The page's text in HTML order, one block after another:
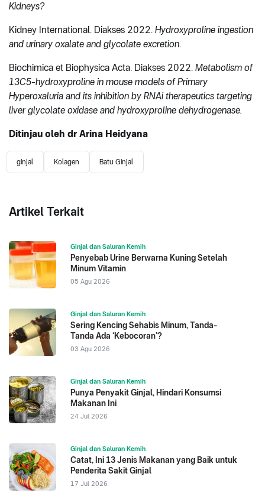
Kidneys?
Kidney International. Diakses 2022. Hydroxyproline ingestion
and urinary oxalate and glycolate excretion.
Biochimica et Biophysica Acta. Diakses 2022. Metabolism of
13C5-hydroxyproline in mouse models of Primary
Hyperoxaluria and its inhibition by RNAi therapeutics targeting
liver glycolate oxidase and hydroxyproline dehydrogenase.
Ditinjau oleh dr Arina Heidyana
ginjal Kolagen Batu Ginjal
Artikel Terkait
Ginjal dan Saluran Kemih
Penyebab Urine Berwarna Kuning Setelah
Minum Vitamin
05 Agu 2026
Ginjal dan Saluran Kemih
Sering Kencing Sehabis Minum, Tanda-
Tanda Ada ‘Kebocoran’?
03 Agu 2026
Ginjal dan Saluran Kemih
Punya Penyakit Ginjal, Hindari Konsumsi
Makanan Ini
24 Jul 2026
Ginjal dan Saluran Kemih
Catat, Ini 13 Jenis Makanan yang Baik untuk
Penderita Sakit Ginjal
17 Jul 2026